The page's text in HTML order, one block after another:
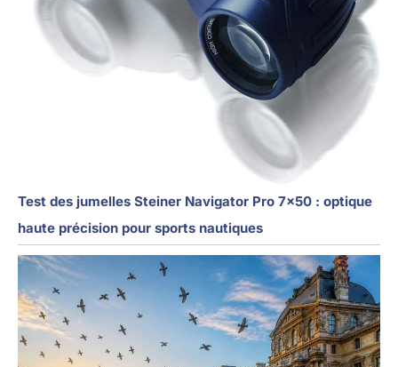
Test des jumelles Steiner Navigator Pro 7×50 : optique
haute précision pour sports nautiques